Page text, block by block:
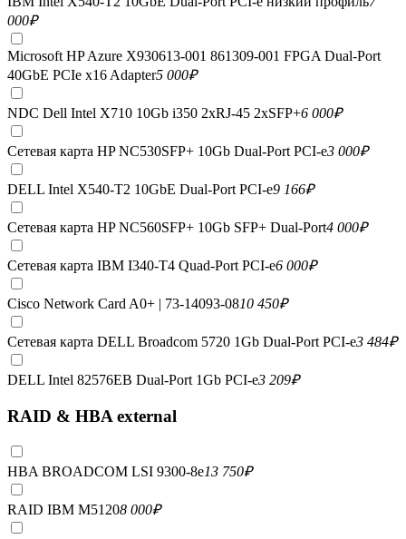
000₽
Microsoft HP Azure X930613-001 861309-001 FPGA Dual-Port
40GbE PCIe x16 Adapter5 000₽
NDC Dell Intel X710 10Gb i350 2xRJ-45 2xSFP+6 000₽
Сетевая карта HP NC530SFP+ 10Gb Dual-Port PCI-e3 000₽
DELL Intel X540-T2 10GbE Dual-Port PCI-e9 166₽
Сетевая карта HP NC560SFP+ 10Gb SFP+ Dual-Port4 000₽
Сетевая карта IBM I340-T4 Quad-Port PCI-e6 000₽
Cisco Network Card A0+ | 73-14093-0810 450₽
Сетевая карта DELL Broadcom 5720 1Gb Dual-Port PCI-e3 484₽
DELL Intel 82576EB Dual-Port 1Gb PCI-e3 209₽
RAID & HBA external
HBA BROADCOM LSI 9300-8e13 750₽
RAID IBM M51208 000₽